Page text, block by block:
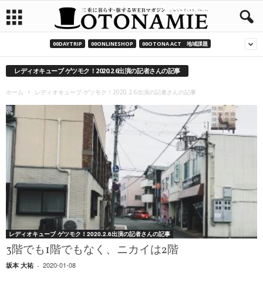
00DAYTRIP 00ONLINESHOP 00OTONA ACT 地域課題
レディオキューブ ゲツモク！2020.2.6出演の記者さんの記事
ホーム レディオキューブ ゲツモク！2020.2.6出演の記者さんの記事
レディオキューブ ゲツモク！2020.2.6出演の記者さんの記事
3階でも1階でもなく、ニカイは2階
坂本 大祐 - 2020-01-08